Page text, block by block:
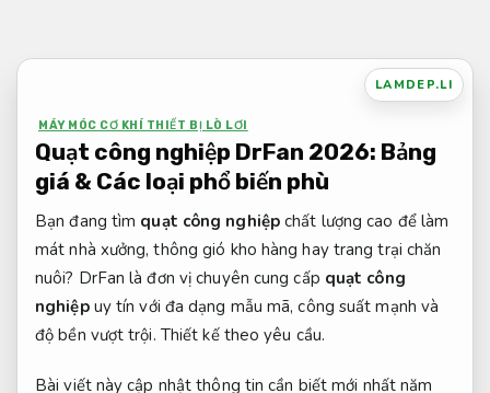
nội
LAMDEP.LI
MÁY MÓC CƠ KHÍ THIẾT BỊ LÒ LƠI
Quạt công nghiệp DrFan 2026: Bảng
giá & Các loại phổ biến phù
Bạn đang tìm quạt công nghiệpchất lượng cao để làm
mát nhà xưởng, thông gió kho hàng hay trang trại chăn
nuôi? DrFan là đơn vị chuyên cung cấp quạt công
nghiệpuy tín với đa dạng mẫu mã, công suất mạnh và
độ bền vượt trội. Thiết kế theo yêu cầu.
Bài viết này cập nhật thông tin cần biết mới nhất năm